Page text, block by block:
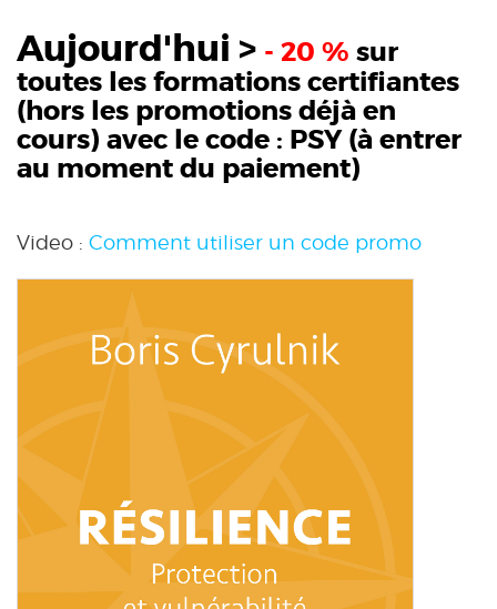
Aujourd'hui > - 20 % sur
toutes les formations certifiantes
(hors les promotions déjà en
cours) avec le code : PSY(à entrer
au moment du paiement)
Video : Comment utiliser un code promo